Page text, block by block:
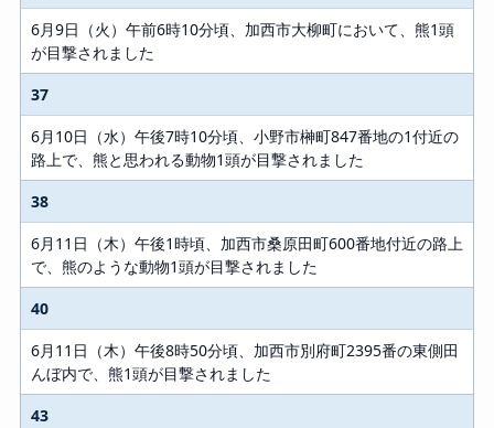
6月9日（火）午前6時10分頃、加西市大柳町において、熊1頭
が目撃されました
37
6月10日（水）午後7時10分頃、小野市榊町847番地の1付近の
路上で、熊と思われる動物1頭が目撃されました
38
6月11日（木）午後1時頃、加西市桑原田町600番地付近の路上
で、熊のような動物1頭が目撃されました
40
6月11日（木）午後8時50分頃、加西市別府町2395番の東側田
んぼ内で、熊1頭が目撃されました
43